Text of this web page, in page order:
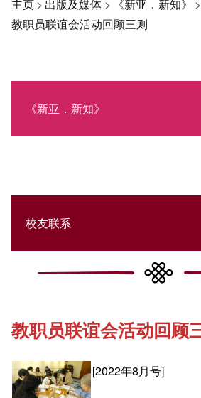
主页> 出版及媒体 > 《新亚．新知》 >
教职员联谊会活动回顾三则
《新亚．新知》
社交媒体专栏
《新亚简讯》
《新亚书院概览》
其他书院出版
校友联系
College Updates
Cultural Topics
Student Development
教职员联谊会活动回顾
[2022年8月号]